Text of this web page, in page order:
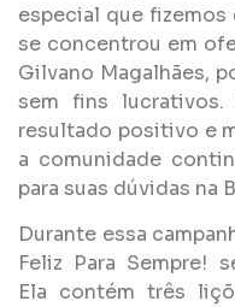
especial que
se concentrou em
Gilvano Magalhães,
sem fins lucrativos.
resultado positivo e
a comunidade
para suas dúvidas na
Durante essa
Feliz Para Sempre!
Ela contém três